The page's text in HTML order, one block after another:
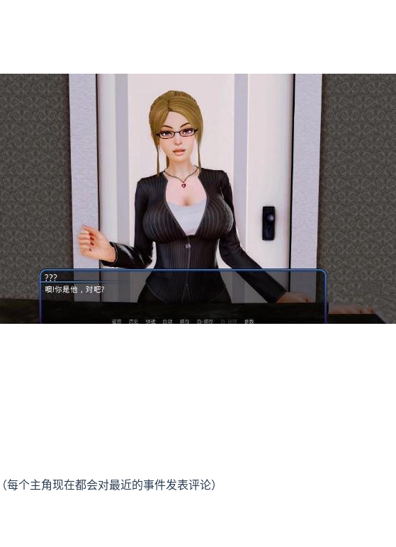
个主角现在都会对最近的事件发表评论）